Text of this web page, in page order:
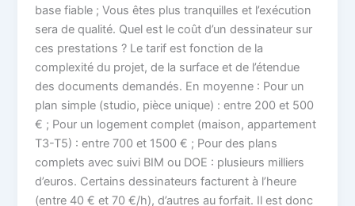
base fiable ; Vous êtes plus tranquilles et l’exécution
sera de qualité. Quel est le coût d’un dessinateur sur
ces prestations ? Le tarif est fonction de la
complexité du projet, de la surface et de l’étendue
des documents demandés. En moyenne : Pour un
plan simple (studio, pièce unique) : entre 200 et 500
€ ; Pour un logement complet (maison, appartement
T3-T5) : entre 700 et 1500 € ; Pour des plans
complets avec suivi BIM ou DOE : plusieurs milliers
d’euros. Certains dessinateurs facturent à l’heure
(entre 40 € et 70 €/h), d’autres au forfait. Il est donc